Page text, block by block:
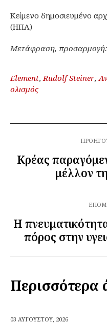
Κείμενο δημοσιευμένο
(ΗΠΑ)
Μετάφραση,
Element,Rudolf Steiner,
ολισμός
Κρέας
μέλλον
Η
πόρος στην
Περισσότερα
03 ΑΥΓΟΎΣΤΟΥ, 2026